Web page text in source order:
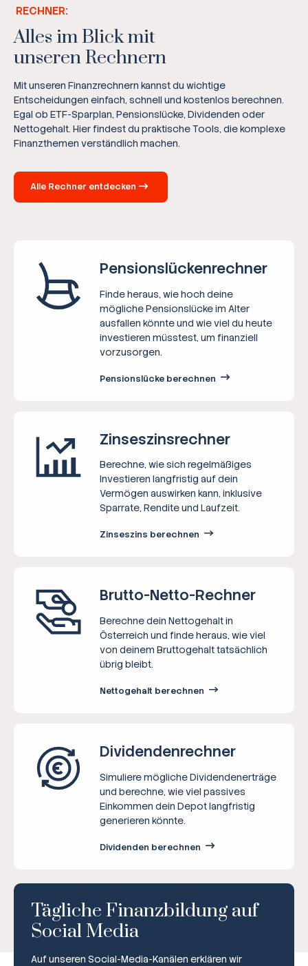
RECHNER:
Alles im Blick mit
unseren Rechnern
Mit unseren Finanzrechnern kannst du wichtige
Entscheidungen einfach, schnell und kostenlos berechnen.
Egal ob ETF-Sparplan, Pensionslücke, Dividenden oder
Nettogehalt. Hier findest du praktische Tools, die komplexe
Finanzthemen verständlich machen.
Alle Rechner entdecken
Pensions­lücken­rechner
Finde heraus, wie hoch deine
mögliche Pensionslücke im Alter
ausfallen könnte und wie viel du heute
investieren müsstest, um finanziell
vorzusorgen.
Pensionslücke berechnen
Zinseszins­rechner
Berechne, wie sich regelmäßiges
Investieren langfristig auf dein
Vermögen auswirken kann, inklusive
Sparrate, Rendite und Laufzeit.
Zinseszins berechnen
Brutto-Netto-­Rechner
Berechne dein Nettogehalt in
Österreich und finde heraus, wie viel
von deinem Bruttogehalt tatsächlich
übrig bleibt.
Nettogehalt berechnen
Dividenden­rechner
Simuliere mögliche Dividendenerträge
und berechne, wie viel passives
Einkommen dein Depot langfristig
generieren könnte.
Dividenden berechnen
Tägliche Finanzbildung auf
Social Media
Auf unseren Social-Media-Kanälen erklären wir